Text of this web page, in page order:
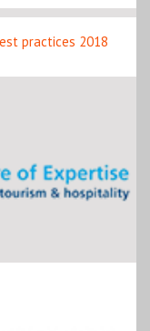
practices 2018